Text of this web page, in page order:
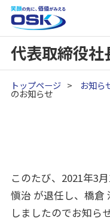
代表取締役社
トップページ > お知ら
のお知らせ
このたび、2021年3
愼治 が退任し、橋倉
しましたのでお知ら